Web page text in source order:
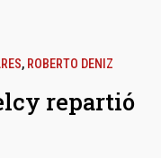
, ROBERTO DENIZ
repartió